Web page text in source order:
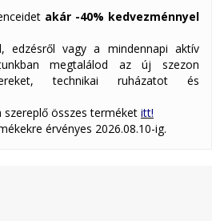
akár -40% kedvezménnyel
edzésről vagy a mindennapi aktív
megtalálod az új szezon
technikai ruházatot és
összes terméket itt!
érvényes 2026.08.10-ig.